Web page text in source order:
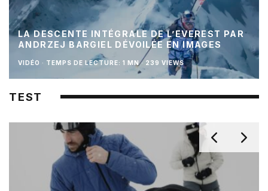
LA DESCENTE INTÉGRALE DE L’EVEREST PAR
ANDRZEJ BARGIEL DÉVOILÉE EN IMAGES
VIDÉO · TEMPS DE LECTURE: 1 MN · 239 VIEWS
TEST